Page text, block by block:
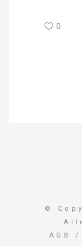
0
©
AGB
/